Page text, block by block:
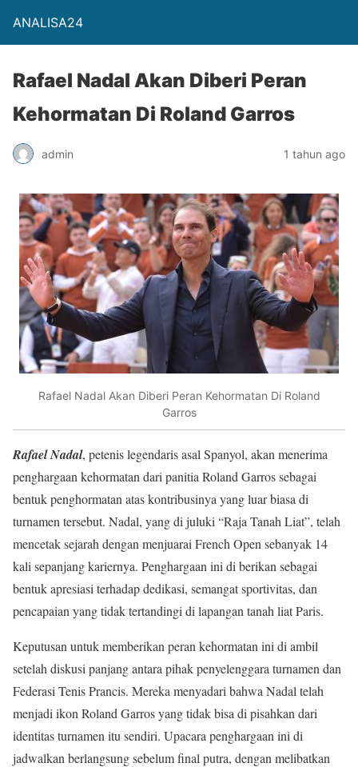
ANALISA24
Rafael Nadal Akan Diberi Peran
Kehormatan Di Roland Garros
admin 1 tahun ago
Rafael Nadal Akan Diberi Peran Kehormatan Di Roland
Garros
Rafael Nadal, petenis legendaris asal Spanyol, akan menerima
penghargaan kehormatan dari panitia Roland Garros sebagai
bentuk penghormatan atas kontribusinya yang luar biasa di
turnamen tersebut. Nadal, yang di juluki “Raja Tanah Liat”, telah
mencetak sejarah dengan menjuarai French Open sebanyak 14
kali sepanjang kariernya. Penghargaan ini di berikan sebagai
bentuk apresiasi terhadap dedikasi, semangat sportivitas, dan
pencapaian yang tidak tertandingi di lapangan tanah liat Paris.
Keputusan untuk memberikan peran kehormatan ini di ambil
setelah diskusi panjang antara pihak penyelenggara turnamen dan
Federasi Tenis Prancis. Mereka menyadari bahwa Nadal telah
menjadi ikon Roland Garros yang tidak bisa di pisahkan dari
identitas turnamen itu sendiri. Upacara penghargaan ini di
jadwalkan berlangsung sebelum final putra, dengan melibatkan